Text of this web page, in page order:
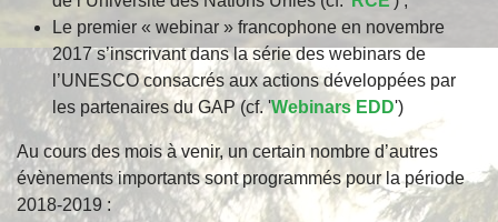
Le premier « webinar » francophone en novembre
2017 s’inscrivant dans la série des webinars de
l’UNESCO consacrés aux actions développées par
les partenaires du GAP (cf. 'Webinars EDD')
Au cours des mois à venir, un certain nombre d’autres
évènements importants sont programmés pour la période
2018-2019 :